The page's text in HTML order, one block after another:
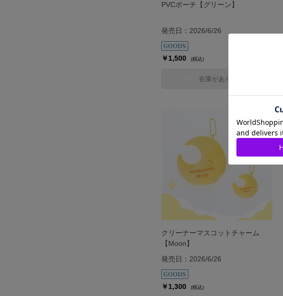
PVCポーチ【グリーン】
発売日：2026/6/26
￥1,500 (税込)
在庫がありません
クリーナーマスコットチャーム
【Moon】
発売日：2026/6/26
￥1,300 (税込)